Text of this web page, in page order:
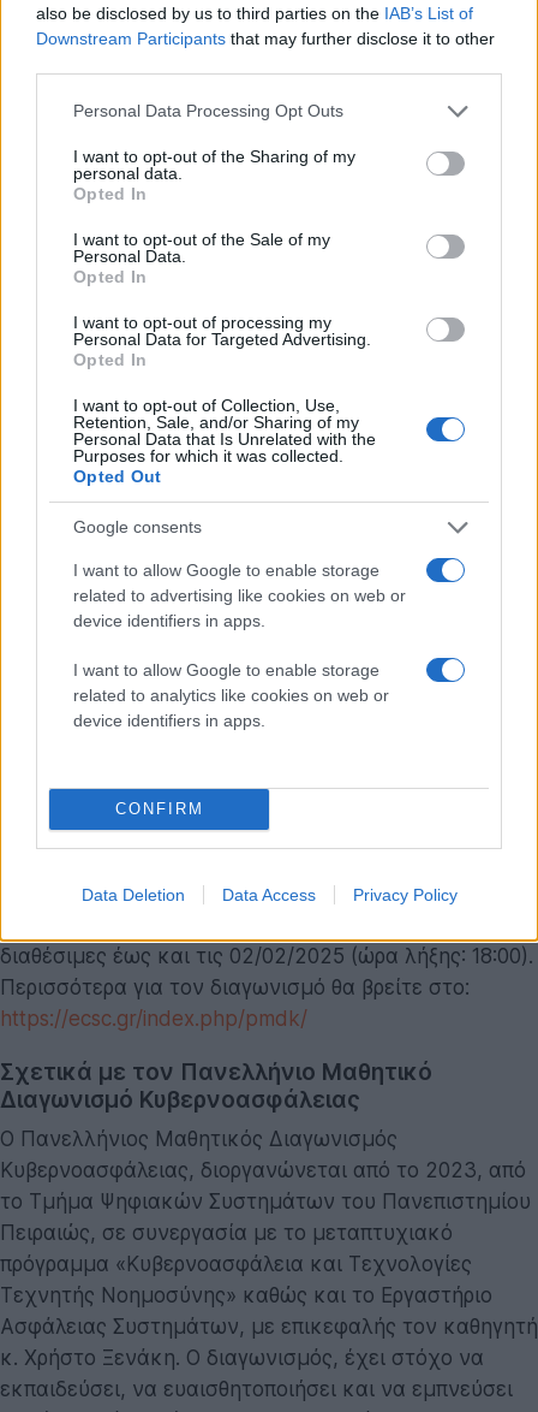
also be disclosed by us to third parties on the IAB’s List of
Downstream Participants that may further disclose it to other
Please note that this website/app uses one or more Google
not limited to your visit or usage behaviour. You may click to
grant or deny consent to Google and its third-party tags to
use your data for below specified purposes in below Google
consent section.
Personal Data Processing Opt Outs
I want to opt-out of the Sharing of my
personal data.
Opted In
I want to opt-out of the Sale of my
Personal Data.
Opted In
I want to opt-out of processing my
Personal Data for Targeted Advertising.
Opted In
I want to opt-out of Collection, Use,
Retention, Sale, and/or Sharing of my
Personal Data that Is Unrelated with the
Purposes for which it was collected.
Opted Out
Google consents
I want to allow Google to enable storage
related to advertising like cookies on web or
device identifiers in apps.
I want to allow Google to enable storage
related to analytics like cookies on web or
device identifiers in apps.
CONFIRM
Data Deletion Data Access Privacy Policy
Η κατάταξη των ομάδων θα γίνει με βάση την
θα υποβάλλουν στη λήξη του διαγωνισμού. Στις
συνοπτικές εκθέσεις περιγράφεται η μεθοδολογία που
ακολουθήθηκε από την κάθε ομάδα για την επίλυση
που θα κατακτήσουν την 1η, 2η και 3η θέση θα
βραβευτούν και θα έχουν την ευκαιρία να
συμμετάσχουν στις προπονήσεις της Εθνικής Ομάδας
Κυβερνοασφάλειας, στο πλαίσιο της προετοιμασίας
της για τον πανευρωπαϊκό διαγωνισμό European
Cyber Security Challenge (ECSC) που θα διεξαχθεί τον
Οκτώβριο 2025 στην Βαρσοβία της Πολωνίας. Σε όλα
τα μέλη των ομάδων που θα συμμετάσχουν στο
διαγωνισμό θα χορηγηθεί βεβαίωση συμμετοχής.
Οι αιτήσεις για συμμετοχή στον διαγωνισμό, οι οποίες
πρέπει να συμπληρωθούν από τους υπεύθυνους
καθηγητές του κάθε σχολείου ή φορέα, έχουν ήδη
Πέμπτη 30 Ιανουαρίου 2025.
Η πλατφόρμα του διαγωνισμού είναι ήδη διαθέσιμη
συμμετοχής και περιλαμβάνει ενδεικτικές δοκιμασίες
από τους προηγούμενους διαγωνισμούς, με σκοπό να
και τους μαθητές πριν από την έναρξη του
διαθέσιμες έως και τις 02/02/2025 (ώρα λήξης: 18:00).
Περισσότερα για τον διαγωνισμό θα βρείτε στο:
https://ecsc.gr/index.php/pmdk/
Σχετικά με τον Πανελλήνιο Μαθητικό
Διαγωνισμό Κυβερνοασφάλειας
Ο Πανελλήνιος Μαθητικός Διαγωνισμός
Κυβερνοασφάλειας, διοργανώνεται από το 2023, από
το Τμήμα Ψηφιακών Συστημάτων του Πανεπιστημίου
Πειραιώς, σε συνεργασία με το μεταπτυχιακό
πρόγραμμα «Κυβερνοασφάλεια και Τεχνολογίες
Τεχνητής Νοημοσύνης» καθώς και το Εργαστήριο
Ασφάλειας Συστημάτων, με επικεφαλής τον καθηγητή
κ. Χρήστο Ξενάκη. Ο διαγωνισμός, έχει στόχο να
εκπαιδεύσει, να ευαισθητοποιήσει και να εμπνεύσει